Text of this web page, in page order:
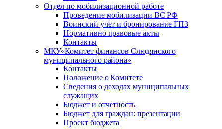
Отдел по мобилизационной работе
Проведение мобилизации ВС РФ
Воинский учет и бронирование ГПЗ
Нормативно правовые акты
Контакты
МКУ«Комитет финансов Слюдянского
муниципального района»
Контакты
Положение о Комитете
Сведения о доходах муниципальных
служащих
Бюджет и отчетность
Бюджет для граждан: презентации
Проект бюджета